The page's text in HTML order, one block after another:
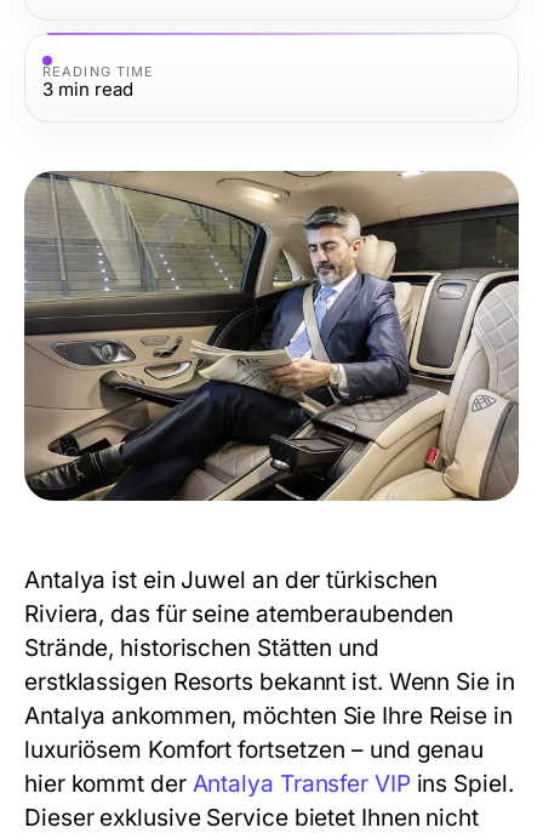
READING TIME
3 min read
Antalya ist ein Juwel an der türkischen
Riviera, das für seine atemberaubenden
Strände, historischen Stätten und
erstklassigen Resorts bekannt ist. Wenn Sie in
Antalya ankommen, möchten Sie Ihre Reise in
luxuriösem Komfort fortsetzen – und genau
hier kommt der Antalya Transfer VIP ins Spiel.
Dieser exklusive Service bietet Ihnen nicht